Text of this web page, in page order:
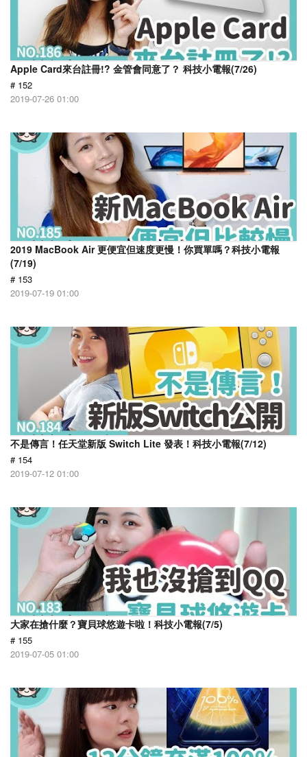
Apple Card來台註冊!? 金管會同意了？ 科技小電報(7/26)
# 152
2019-07-26 01:00
2019 MacBook Air 更便宜但速度更慢！你買單嗎？科技小電報
(7/19)
# 153
2019-07-19 01:00
不是傳言！任天堂新版 Switch Lite 發表！科技小電報(7/12)
# 154
2019-07-12 01:00
大家在搶什麼？寶貝球悠遊卡啦！科技小電報(7/5)
# 155
2019-07-05 01:00